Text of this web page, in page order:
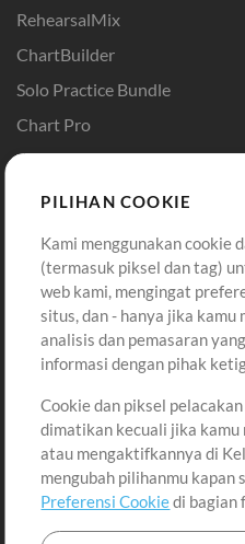
RehearsalMix
ChartBuilder
Solo Practice Bundle
Chart Pro
Template ProPresenter
Sound
Pembelian
Beli Kredit
Konten Gratis
Permintaan Lagu
Lain-lain
Sesi
Kirimkan musik kamu
Playlist
PILIHAN COOKIE
Kami menggunakan cookie
(termasuk piksel dan tag)
web kami, mengingat
situs, dan - hanya jika
analisis dan pemasaran
informasi dengan pihak
Cookie dan piksel
dimatikan kecuali jika kamu
atau mengaktifkannya di
mengubah pilihanmu kapan
Preferensi Cookiedi bagian